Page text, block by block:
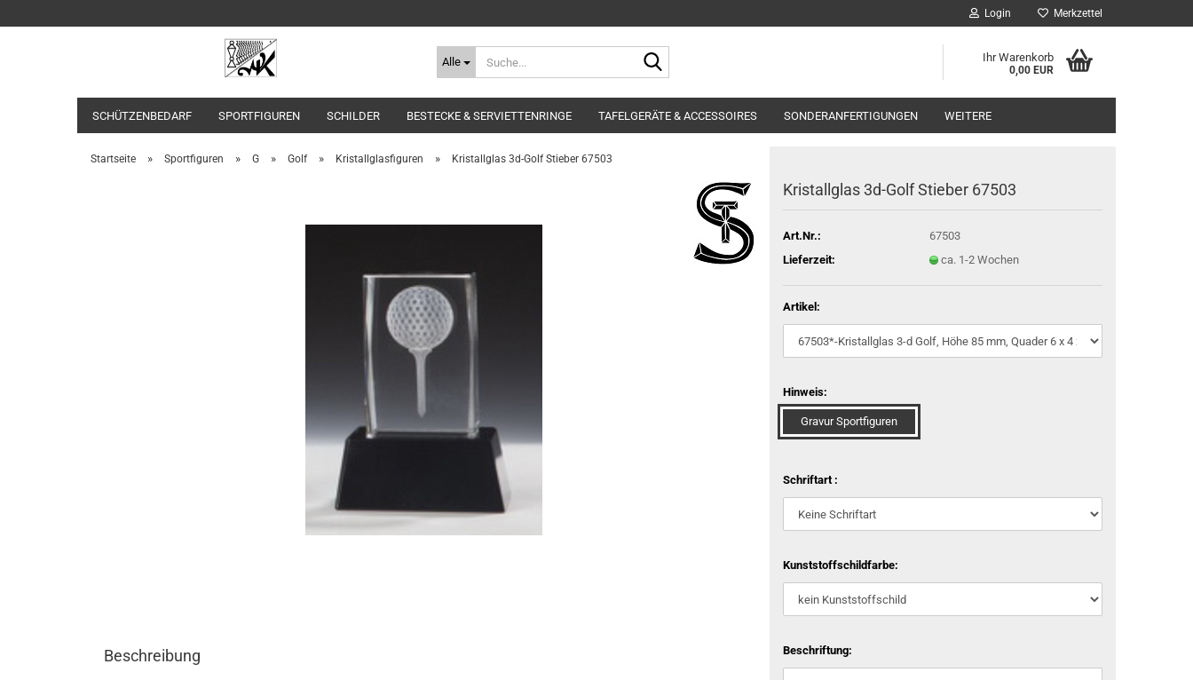
Login Merkzettel
Alle Ihr Warenkorb
0,00 EUR
SCHÜTZENBEDARF SPORTFIGUREN SCHILDER BESTECKE & SERVIETTENRINGE TAFELGERÄTE & ACCESSOIRES SONDERANFERTIGUNGEN WEITERE
Startseite » Sportfiguren » G » Golf » Kristallglasfiguren » Kristallglas 3d-Golf Stieber 67503
Kristallglas 3d-Golf Stieber 67503
Art.Nr.:
67503
Lieferzeit:
ca. 1-2 Wochen
Artikel:
Hinweis:
Gravur Sportfiguren
Schriftart :
Kunststoffschildfarbe:
Beschriftung:
Beschreibung